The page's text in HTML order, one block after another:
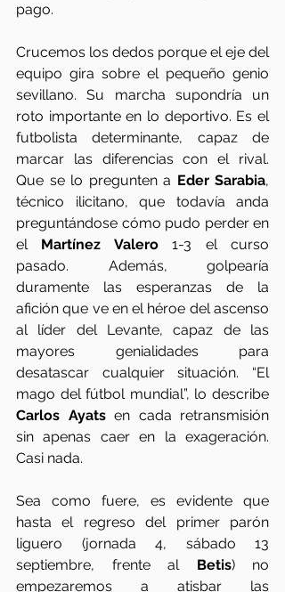
pago.
Crucemos los dedos porque el eje del
equipo gira sobre el pequeño genio
sevillano. Su marcha supondría un
roto importante en lo deportivo. Es el
futbolista determinante, capaz de
marcar las diferencias con el rival.
Que se lo pregunten a Eder Sarabia,
técnico ilicitano, que todavía anda
preguntándose cómo pudo perder en
el Martínez Valero 1-3 el curso
pasado. Además, golpearía
duramente las esperanzas de la
afición que ve en el héroe del ascenso
al líder del Levante, capaz de las
mayores genialidades para
desatascar cualquier situación. “El
Carlos Ayats en cada retransmisión
sin apenas caer en la exageración.
Casi nada.
Sea como fuere, es evidente que
hasta el regreso del primer parón
liguero (jornada 4, sábado 13
septiembre, frente al Betis) no
empezaremos a atisbar las